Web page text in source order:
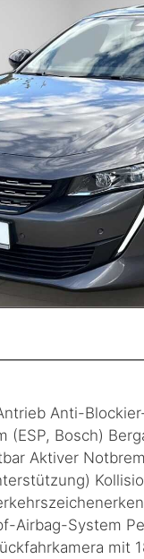
Anti-
(ESP, Bosch)
Aktiver
Airbag-System
mit